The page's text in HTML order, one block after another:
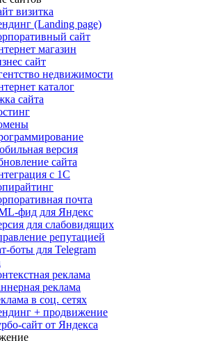
визитка
(Landing page)
сайт
магазин
сайт
недвижимости
каталог
сайта
версия
сайта
с 1С
почта
фид для Яндекс
для слабовидящих
репутацией
боты для Telegram
реклама
реклама
в соц. сетях
+ продвижение
сайт от Яндекса